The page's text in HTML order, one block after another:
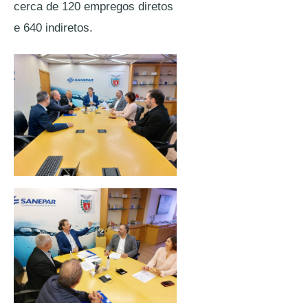
cerca de 120 empregos diretos
e 640 indiretos.